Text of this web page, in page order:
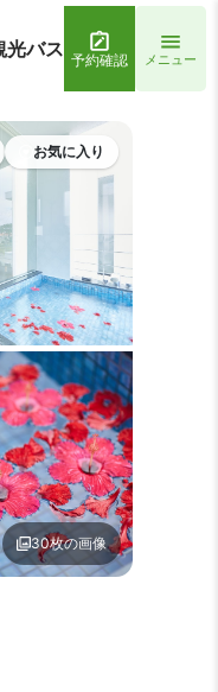
光バス 予約確認 メニュー
イメージ1 |
お気に入り
30枚の画像